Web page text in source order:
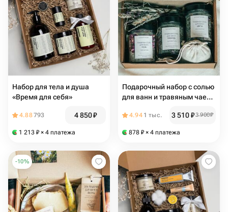
Набор для тела и душа
«Время для себя»
4.88793 4 850₽
1 213 ₽ × 4 платежа
Подарочный набор с солью
для ванн и травяным чаем
4.94 1 тыс. 3 510₽3 900₽
878 ₽ × 4 платежа
-10%